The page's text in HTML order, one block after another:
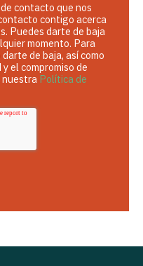
contacto que nos
contigo acerca
Puedes darte de baja
momento. Para
de baja, así como
el compromiso de
nuestra Política de